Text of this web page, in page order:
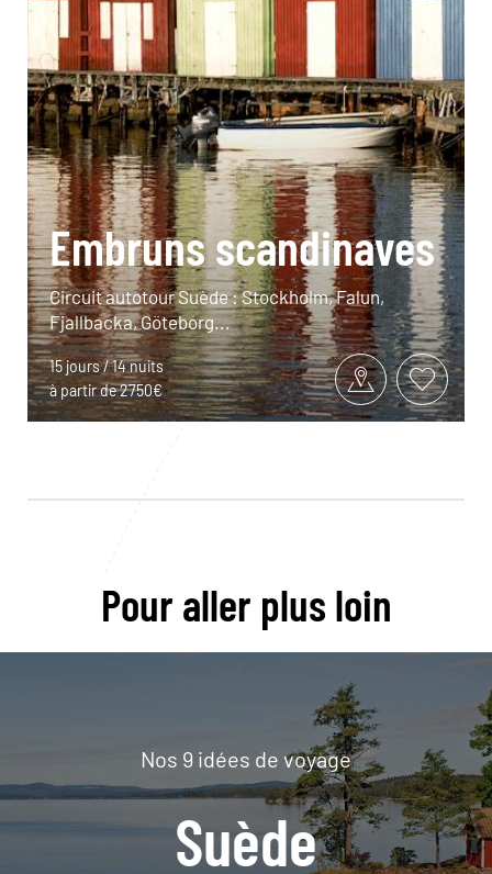
Embruns scandinaves
Circuit autotour Suède : Stockholm, Falun,
Fjallbacka, Göteborg...
15 jours / 14 nuits
à partir de 2750€
Pour aller plus loin
Nos 9 idées de voyage
Suède